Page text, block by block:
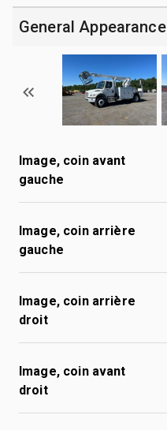
General Appearance
Image, coin avant
gauche
Image, coin arrière
gauche
Image, coin arrière
droit
Image, coin avant
droit